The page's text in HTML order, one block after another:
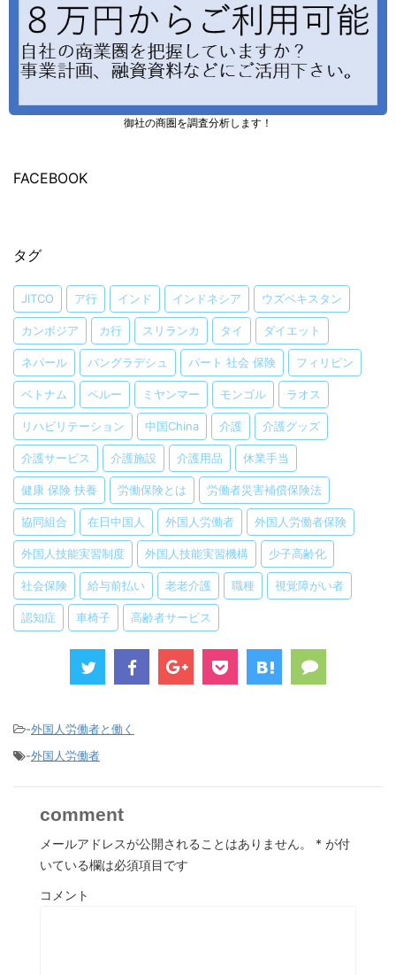
御社の商圏を調査分析します！
FACEBOOK
タグ
JITCO ア行 インド インドネシア ウズベキスタン
カンボジア カ行 スリランカ タイ ダイエット
ネパール バングラデシュ パート 社会 保険 フィリピン
ベトナム ペルー ミヤンマー モンゴル ラオス
リハビリテーション 中国China 介護 介護グッズ
介護サービス 介護施設 介護用品 休業手当
健康 保険 扶養 労働保険とは 労働者災害補償保険法
協同組合 在日中国人 外国人労働者 外国人労働者保険
外国人技能実習制度 外国人技能実習機構 少子高齢化
社会保険 給与前払い 老老介護 職種 視覚障がい者
認知症 車椅子 高齢者サービス
-外国人労働者と働く
-外国人労働者
comment
メールアドレスが公開されることはありません。 * が付
いている欄は必須項目です
コメント